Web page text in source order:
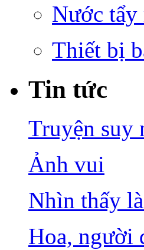
Nước tẩy
Thiết bị
Tin tức
Truyện suy
Ảnh vui
Nhìn thấy
Hoa, người